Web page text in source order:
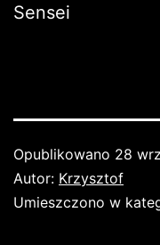
Sensei
Opublikowano 28
Autor: Krzysztof
Umieszczono w